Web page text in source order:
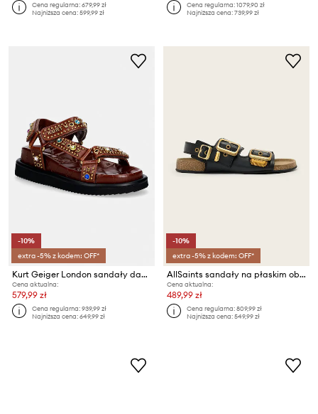
Cena regularna:679,99 zł
Najniższa cena:599,99 zł
Cena regularna:1079,90 zł
Najniższa cena:739,99 zł
-10%
extra -5% z kodem: OFF*
Kurt Geiger London sandały damskie skórzane Orson Sandal
Cena aktualna:
579,99 zł
Cena regularna:939,99 zł
Najniższa cena:649,99 zł
-10%
extra -5% z kodem: OFF*
AllSaints sandały na płaskim obcasie damskie skórzane Staffa Sandal
Cena aktualna:
489,99 zł
Cena regularna:809,99 zł
Najniższa cena:549,99 zł